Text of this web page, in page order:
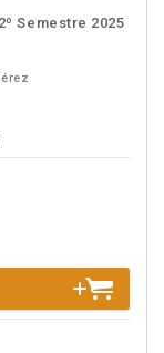
Semestre 2025